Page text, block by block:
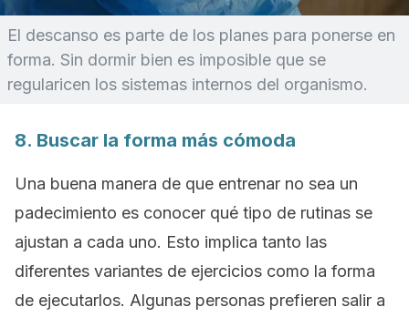
El descanso es parte de los planes para ponerse en
forma. Sin dormir bien es imposible que se
regularicen los sistemas internos del organismo.
8. Buscar la forma más cómoda
Una buena manera de que entrenar no sea un
padecimiento es conocer qué tipo de rutinas se
ajustan a cada uno. Esto implica tanto las
diferentes variantes de ejercicios como la forma
de ejecutarlos. Algunas personas prefieren salir a